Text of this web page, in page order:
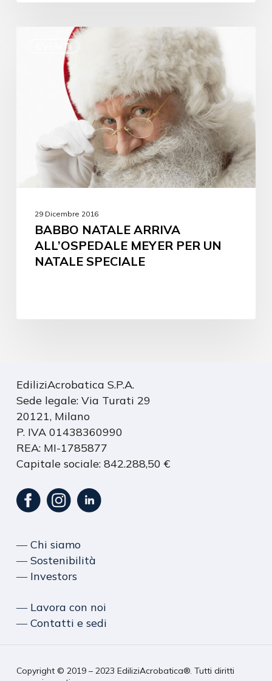
EVENTI
29 Dicembre 2016
BABBO NATALE ARRIVA
ALL’OSPEDALE MEYER PER UN
NATALE SPECIALE
EdiliziAcrobatica S.P.A.
Sede legale: Via Turati 29
20121, Milano
P. IVA 01438360990
REA: MI-1785877
Capitale sociale: 842.288,50 €
― Chi siamo
― Sostenibilità
― Investors
― Lavora con noi
― Contatti e sedi
Copyright © 2019 – 2023 EdiliziAcrobatica®. Tutti diritti